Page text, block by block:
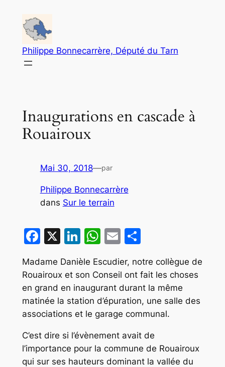
contenu
Philippe Bonnecarrère, Député du Tarn
Inaugurations en cascade à
Rouairoux
Mai 30, 2018—par
Philippe Bonnecarrère
dans Sur le terrain
Facebook
X LinkedIn
WhatsApp
EmailPartager
Madame Danièle Escudier, notre collègue de
Rouairoux et son Conseil ont fait les choses
en grand en inaugurant durant la même
matinée la station d’épuration, une salle des
associations et le garage communal.
C’est dire si l’évènement avait de
l’importance pour la commune de Rouairoux
qui sur ses hauteurs dominant la vallée du